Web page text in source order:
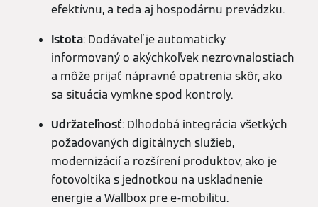
efektívnu, a teda aj hospodárnu prevádzku.
Istota: Dodávateľ je automaticky
informovaný o akýchkoľvek nezrovnalostiach
a môže prijať nápravné opatrenia skôr, ako
sa situácia vymkne spod kontroly.
Udržateľnosť: Dlhodobá integrácia všetkých
požadovaných digitálnych služieb,
modernizácií a rozšírení produktov, ako je
fotovoltika s jednotkou na uskladnenie
energie a Wallbox pre e-mobilitu.